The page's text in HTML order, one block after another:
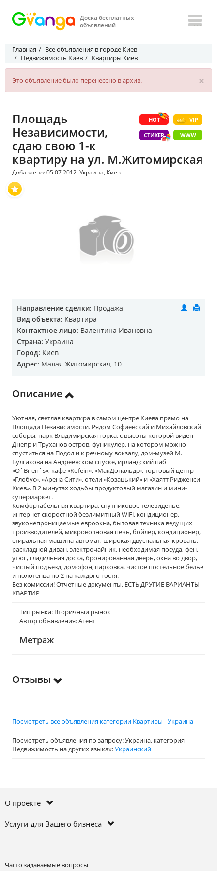
Доска бесплатных
объявлений
Главная
Все объявления в городе Киев
Недвижимость Киев
Квартиры Киев
×
Это объявление было перенесено в архив.
HOT VIP
СТИКЕР WWW
Площадь
Независимости,
сдаю свою 1-к
квартиру на ул. М.Житомирская
Добавлено: 05.07.2012, Украина, Киев
Направление сделки: Продажа
Вид объекта: Квартира
Контактное лицо: Валентина Ивановна
Страна: Украина
Город: Киев
Адрес: Малая Житомирская, 10
Описание
Уютная, светлая квартира в самом центре Киева прямо на
Площади Независимости. Рядом Софиевский и Михайловский
соборы, парк Владимирская горка, с высоты которой виден
Днепр и Труханов остров, фуникулер, на котором можно
спуститься на Подол и к речному вокзалу, дом-музей М.
Булгакова на Андреевском спуске, ирландский паб
«O`Brien`s», кафе «Kofein», «МакДональдс», торговый центр
«Глобус», «Арена Сити», отели «Козацький» и «Хаятт Ридженси
Киев». В 2 минутах ходьбы продуктовый магазин и мини-
супермаркет.
Комфортабельная квартира, спутниковое телевиденье,
интернет скоростной безлимитный WiFi, кондиционер,
звуконепроницаемые евроокна, бытовая техника ведущих
производителей, микроволновая печь, бойлер, кондиционер,
стиральная машина-автомат, широкая двуспальная кровать,
раскладной диван, электрочайник, необходимая посуда, фен,
утюг, гладильная доска, бронированная дверь, окна во двор,
чистый подъезд, домофон, парковка, чистое постельное белье
и полотенца по 2 на каждого гостя.
Без комиссии! Отчетные документы. ЕСТЬ ДРУГИЕ ВАРИАНТЫ
КВАРТИР
Тип рынка: Вторичный рынок
Автор объявления: Агент
Метраж
Отзывы
Посмотреть все объявления категории Квартиры - Украина
Посмотреть объявления по запросу: Украина, категория
Недвижимость на других языках:Украинский
О проекте
Услуги для Вашего бизнеса
Часто задаваемые вопросы